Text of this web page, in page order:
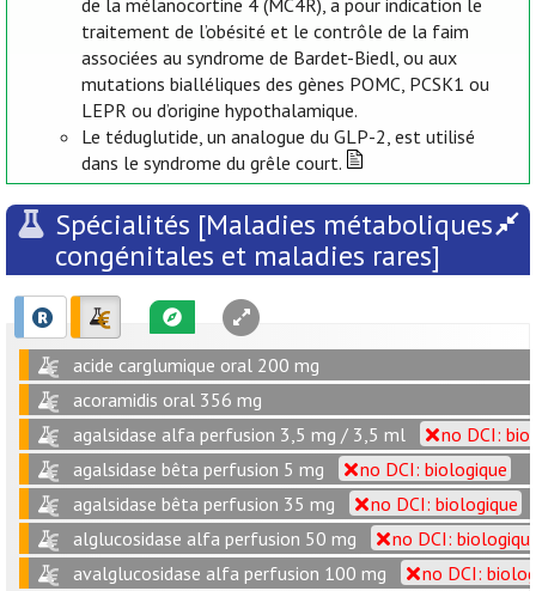
de la mélanocortine 4 (MC4R), a pour indication le
traitement de l’obésité et le contrôle de la faim
associées au syndrome de Bardet-Biedl, ou aux
mutations bialléliques des gènes POMC, PCSK1 ou
LEPR ou d’origine hypothalamique.
Le téduglutide, un analogue du GLP-2, est utilisé
dans le syndrome du grêle court.
Spécialités [Maladies métaboliques
congénitales et maladies rares]
acide carglumique oral 200 mg
acoramidis oral 356 mg
agalsidase alfa perfusion 3,5 mg / 3,5 ml
no DCI:
agalsidase bêta perfusion 5 mg
no DCI: biologique
agalsidase bêta perfusion 35 mg
no DCI: biologique
alglucosidase alfa perfusion 50 mg
no DCI:
avalglucosidase alfa perfusion 100 mg
no DCI: